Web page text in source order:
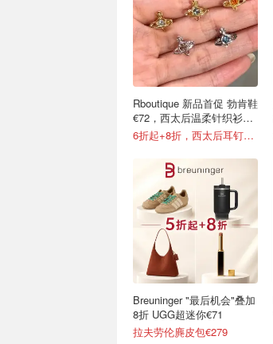
Rboutique 新品首促 勃肯鞋
€72，西太后温柔针织衫
€158
6折起+8折，西太后耳钉€54
Breuninger "最后机会"叠加
8折 UGG超迷你€71
拉夫劳伦麂皮包€279